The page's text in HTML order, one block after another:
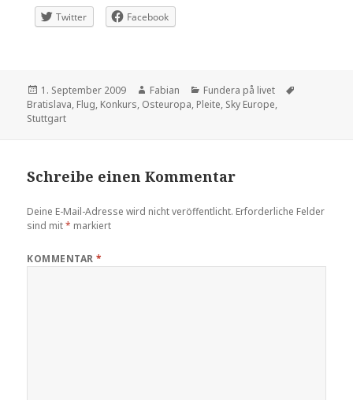
Twitter
Facebook
Veröffentlicht
am
1. September 2009 Autor
Fabian Kategorien
Fundera på livet
Bratislava, Flug, Konkurs, Osteuropa, Pleite, Sky Europe,
Stuttgart
Schreibe einen Kommentar
Deine E-Mail-Adresse wird nicht veröffentlicht. Erforderliche Felder
sind mit* markiert
KOMMENTAR*